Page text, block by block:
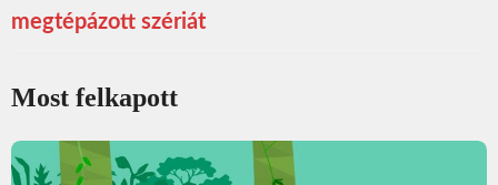
megtépázott szériát
Most felkapott